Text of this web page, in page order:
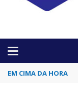
EM CIMA DA HORA